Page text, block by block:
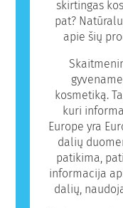
skirtingas
pat?
apie šių
kosmetiką.
kuri
Europe yra
dalių
patikima,
informacija
dalių,